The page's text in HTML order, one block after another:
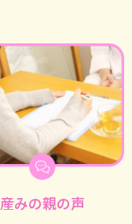
産みの親の声